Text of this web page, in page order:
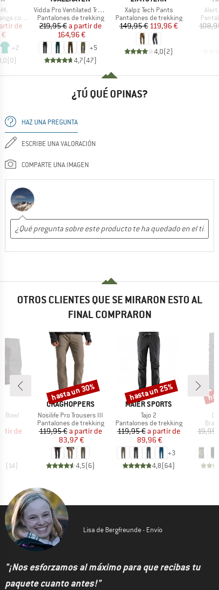
corta
reducido
de
+2
(0)
Artículo
Vidda Pro Ventilated Trousers
Product group
Pantalones de trekking
Precio
219,95 € Precio reducido
a partir de
164,96 €
+5
4,7(47)
Artículo
Xalpz Tech Pants
Product group
Pantalones de trekking
Precio
149,95 €Precio reducido
119,96 €
4,0(2)
¿TÚ QUÉ OPINAS?
HAZ UNA PREGUNTA
ESCRIBE UNA VALORACIÓN
COMPARTE UNA IMAGEN
OTROS CLIENTES QUE SE MIRARON ESTO AL
FINAL COMPRARON
Bowl
reducido
de
(14)
MARCA
CRAGHOPPERS
Artículo
Nosilife Pro Trousers III
Product group
Pantalones de trekking
Precio
119,95 € Precio reducido
a partir de
83,97 €
4,5(6)
Descuento
hasta un 30%
MARCA
MAIER SPORTS
Artículo
Tajo 2
Product group
Pantalones de trekking
Precio
119,95 € Precio reducido
a partir de
89,96 €
+3
4,8(64)
Descuento
hasta un 25%
19,95
Lisa de Bergfreunde - Envío
"¡Nos esforzamos al máximo para que recibas tu
paquete cuanto antes!"